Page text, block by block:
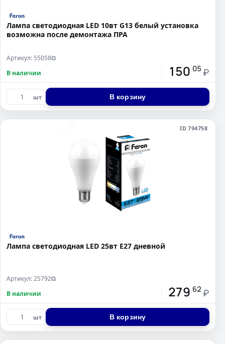
Лампа светодиодная LED 10вт G13 белый установка
возможна после демонтажа ПРА
Артикул: 55058⧉
В наличии 150 05 ₽
шт В корзину
ID 794758
Лампа светодиодная LED 25вт Е27 дневной
Артикул: 25792⧉
В наличии 279 62 ₽
шт В корзину